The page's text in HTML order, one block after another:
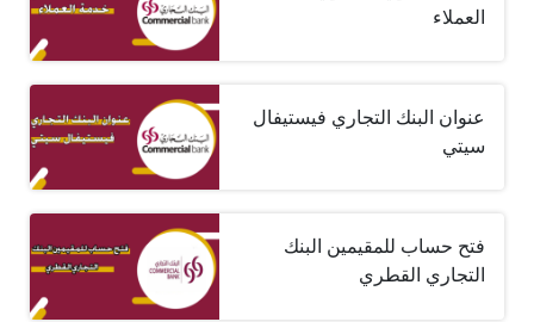
العملاء
عنوان البنك التجاري فيستيفال
سيتي
فتح حساب للمقيمين البنك
التجاري القطري